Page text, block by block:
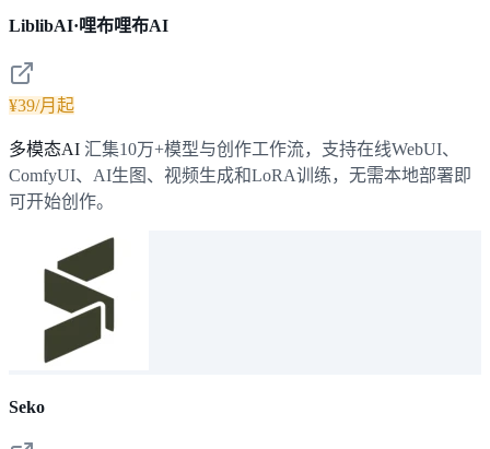
LiblibAI·哩布哩布AI
¥39/月起
多模态AI 汇集10万+模型与创作工作流，支持在线WebUI、
ComfyUI、AI生图、视频生成和LoRA训练，无需本地部署即
可开始创作。
Seko